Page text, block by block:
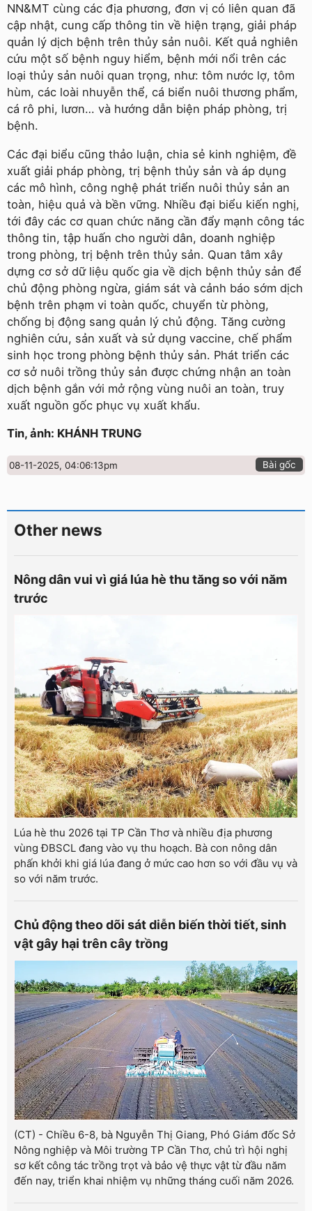
NN&MT cùng các địa phương, đơn vị có liên quan đã
cập nhật, cung cấp thông tin về hiện trạng, giải pháp
quản lý dịch bệnh trên thủy sản nuôi. Kết quả nghiên
cứu một số bệnh nguy hiểm, bệnh mới nổi trên các
loại thủy sản nuôi quan trọng, như: tôm nước lợ, tôm
hùm, các loài nhuyễn thể, cá biển nuôi thương phẩm,
cá rô phi, lươn… và hướng dẫn biện pháp phòng, trị
bệnh.
Các đại biểu cũng thảo luận, chia sẻ kinh nghiệm, đề
xuất giải pháp phòng, trị bệnh thủy sản và áp dụng
các mô hình, công nghệ phát triển nuôi thủy sản an
toàn, hiệu quả và bền vững. Nhiều đại biểu kiến nghị,
tới đây các cơ quan chức năng cần đẩy mạnh công tác
thông tin, tập huấn cho người dân, doanh nghiệp
trong phòng, trị bệnh trên thủy sản. Quan tâm xây
dựng cơ sở dữ liệu quốc gia về dịch bệnh thủy sản để
chủ động phòng ngừa, giám sát và cảnh báo sớm dịch
bệnh trên phạm vi toàn quốc, chuyển từ phòng,
chống bị động sang quản lý chủ động. Tăng cường
nghiên cứu, sản xuất và sử dụng vaccine, chế phẩm
sinh học trong phòng bệnh thủy sản. Phát triển các
cơ sở nuôi trồng thủy sản được chứng nhận an toàn
dịch bệnh gắn với mở rộng vùng nuôi an toàn, truy
xuất nguồn gốc phục vụ xuất khẩu.
Tin, ảnh: KHÁNH TRUNG
08-11-2025, 04:06:13pm Bài gốc
Other news
Nông dân vui vì giá lúa hè thu tăng so với năm
trước
Lúa hè thu 2026 tại TP Cần Thơ và nhiều địa phương
vùng ĐBSCL đang vào vụ thu hoạch. Bà con nông dân
phấn khởi khi giá lúa đang ở mức cao hơn so với đầu vụ và
so với năm trước.
Chủ động theo dõi sát diễn biến thời tiết, sinh
vật gây hại trên cây trồng
(CT) - Chiều 6-8, bà Nguyễn Thị Giang, Phó Giám đốc Sở
Nông nghiệp và Môi trường TP Cần Thơ, chủ trì hội nghị
sơ kết công tác trồng trọt và bảo vệ thực vật từ đầu năm
đến nay, triển khai nhiệm vụ những tháng cuối năm 2026.